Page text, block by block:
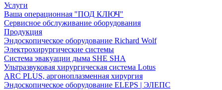
Услуги
Ваша операционная "ПОД КЛЮЧ"
Сервисное обслуживание оборудования
Продукция
Эндоскопическое оборудование Richard Wolf
Электрохирургические системы
Система эвакуации дыма SHE SHA
Ультразвуковая хирургическая система Lotus
ARC PLUS, аргоноплазменная хирургия
Эндоскопическое оборудование ELEPS | ЭЛЕПС